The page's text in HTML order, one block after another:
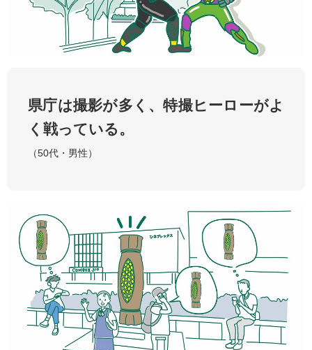
県庁は撮影が多く、特撮ヒーローがよ
く戦っている。
（50代・男性）